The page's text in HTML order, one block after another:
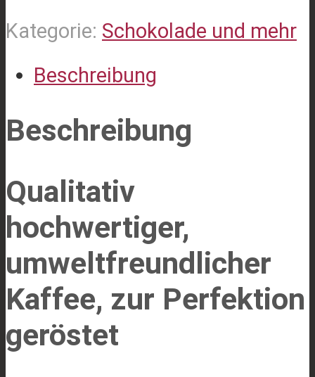
Kategorie: Schokolade und mehr
Beschreibung
Beschreibung
Qualitativ
hochwertiger,
umweltfreundlicher
Kaffee, zur Perfektion
geröstet